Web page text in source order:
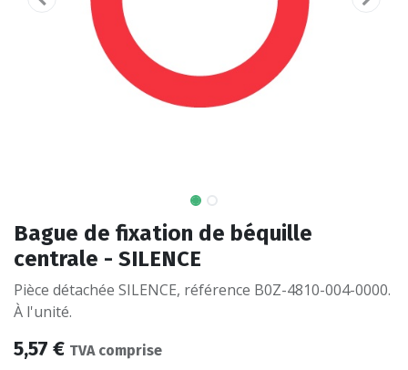
Bague de fixation de béquille
centrale - SILENCE
Pièce détachée SILENCE, référence B0Z-4810-004-0000.
À l'unité.
5,57 € TVA comprise